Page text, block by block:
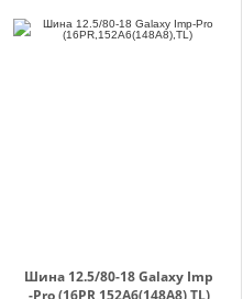
Шина 12.5/80-18 Galaxy Imp
-Pro (16PR,152A6(148A8),TL)